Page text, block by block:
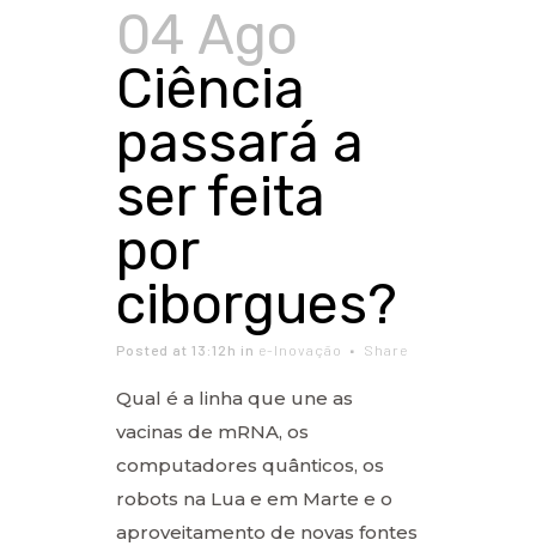
04 Ago
Ciência
passará a
ser feita
por
ciborgues?
Posted at 13:12h in e-Inovação Share
Qual é a linha que une as
vacinas de mRNA, os
computadores quânticos, os
robots na Lua e em Marte e o
aproveitamento de novas fontes